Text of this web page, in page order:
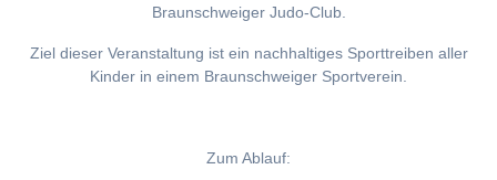
Braunschweiger Judo-Club.
Ziel dieser Veranstaltung ist ein nachhaltiges Sporttreiben aller
Kinder in einem Braunschweiger Sportverein.
Zum Ablauf: